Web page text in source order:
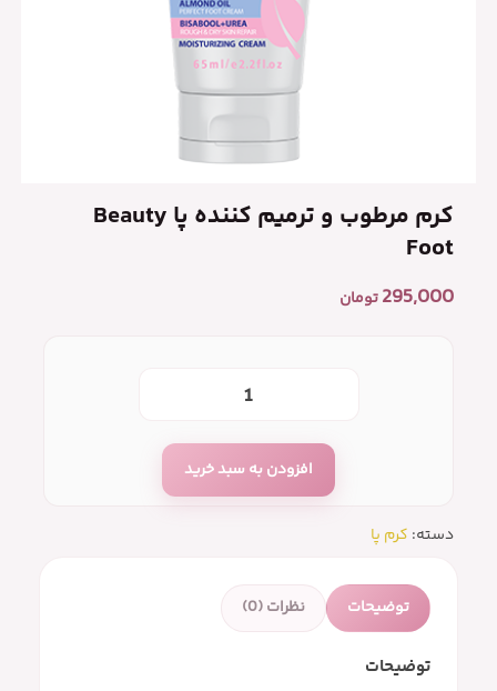
کرم مرطوب و ترمیم کننده پا Beauty
Foot
295,000تومان
افزودن به سبد خرید
دسته: کرم پا
توضیحات نظرات (0)
توضیحات